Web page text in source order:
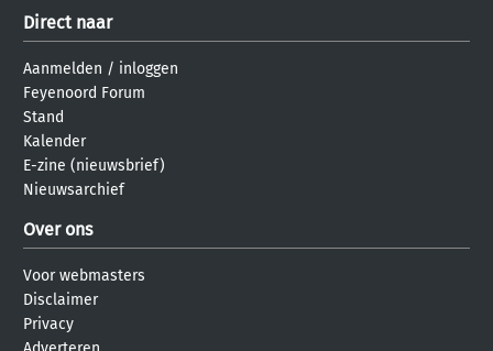
Direct naar
Aanmelden / inloggen
Feyenoord Forum
Stand
Kalender
E-zine (nieuwsbrief)
Nieuwsarchief
Over ons
Voor webmasters
Disclaimer
Privacy